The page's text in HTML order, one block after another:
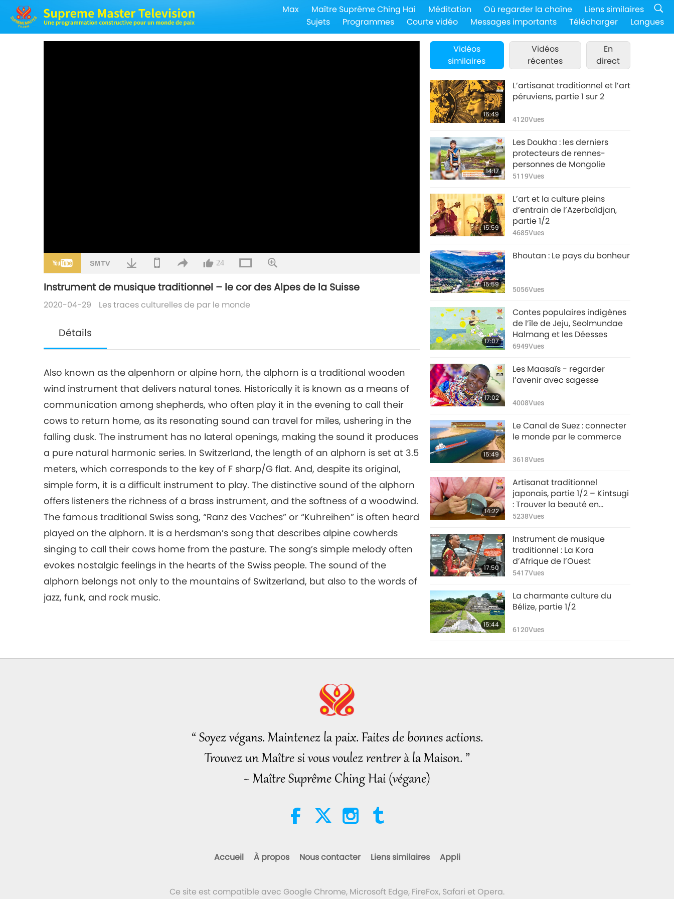
Max Maître Suprême Ching Hai Méditation Où regarder la chaîne
Liens similaires
Sujets
Programmes Courte vidéo Messages importants Télécharger Langues
24
Instrument de musique traditionnel – le cor des Alpes de la Suisse
2020-04-29 Les traces culturelles de par le monde
Détails
Also known as the alpenhorn or alpine horn, the alphorn is a traditional wooden
wind instrument that delivers natural tones. Historically it is known as a means of
communication among shepherds, who often play it in the evening to call their
cows to return home, as its resonating sound can travel for miles, ushering in the
falling dusk. The instrument has no lateral openings, making the sound it produces
a pure natural harmonic series. In Switzerland, the length of an alphorn is set at 3.5
meters, which corresponds to the key of F sharp/G flat. And, despite its original,
simple form, it is a difficult instrument to play. The distinctive sound of the alphorn
offers listeners the richness of a brass instrument, and the softness of a woodwind.
The famous traditional Swiss song, “Ranz des Vaches” or “Kuhreihen” is often heard
played on the alphorn. It is a herdsman’s song that describes alpine cowherds
singing to call their cows home from the pasture. The song’s simple melody often
evokes nostalgic feelings in the hearts of the Swiss people. The sound of the
alphorn belongs not only to the mountains of Switzerland, but also to the words of
jazz, funk, and rock music.
Vidéos
similaires
Vidéos
récentes
En
direct
16:49
L’artisanat traditionnel et l’art
péruviens, partie 1 sur 2
4120Vues
14:17
Les Doukha : les derniers
protecteurs de rennes-
personnes de Mongolie
5119Vues
15:59
L’art et la culture pleins
d’entrain de l’Azerbaïdjan,
partie 1/2
4685Vues
15:59
Bhoutan : Le pays du bonheur
5056Vues
17:07
Contes populaires indigènes
de l’île de Jeju, Seolmundae
Halmang et les Déesses
6949Vues
17:02
Les Maasaïs - regarder
l’avenir avec sagesse
4008Vues
15:49
Le Canal de Suez : connecter
le monde par le commerce
3618Vues
14:22
Artisanat traditionnel
japonais, partie 1/2 – Kintsugi
: Trouver la beauté en
réparant la poterie
5238Vues
17:50
Instrument de musique
traditionnel : La Kora
d’Afrique de l’Ouest
5417Vues
15:44
La charmante culture du
Bélize, partie 1/2
6120Vues
“ Soyez végans. Maintenez la paix. Faites de bonnes actions.
Trouvez un Maître si vous voulez rentrer à la Maison. ”
~ Maître Suprême Ching Hai (végane)
Accueil À propos Nous contacter Liens similaires Appli
Ce site est compatible avec Google Chrome, Microsoft Edge, FireFox, Safari et Opera.